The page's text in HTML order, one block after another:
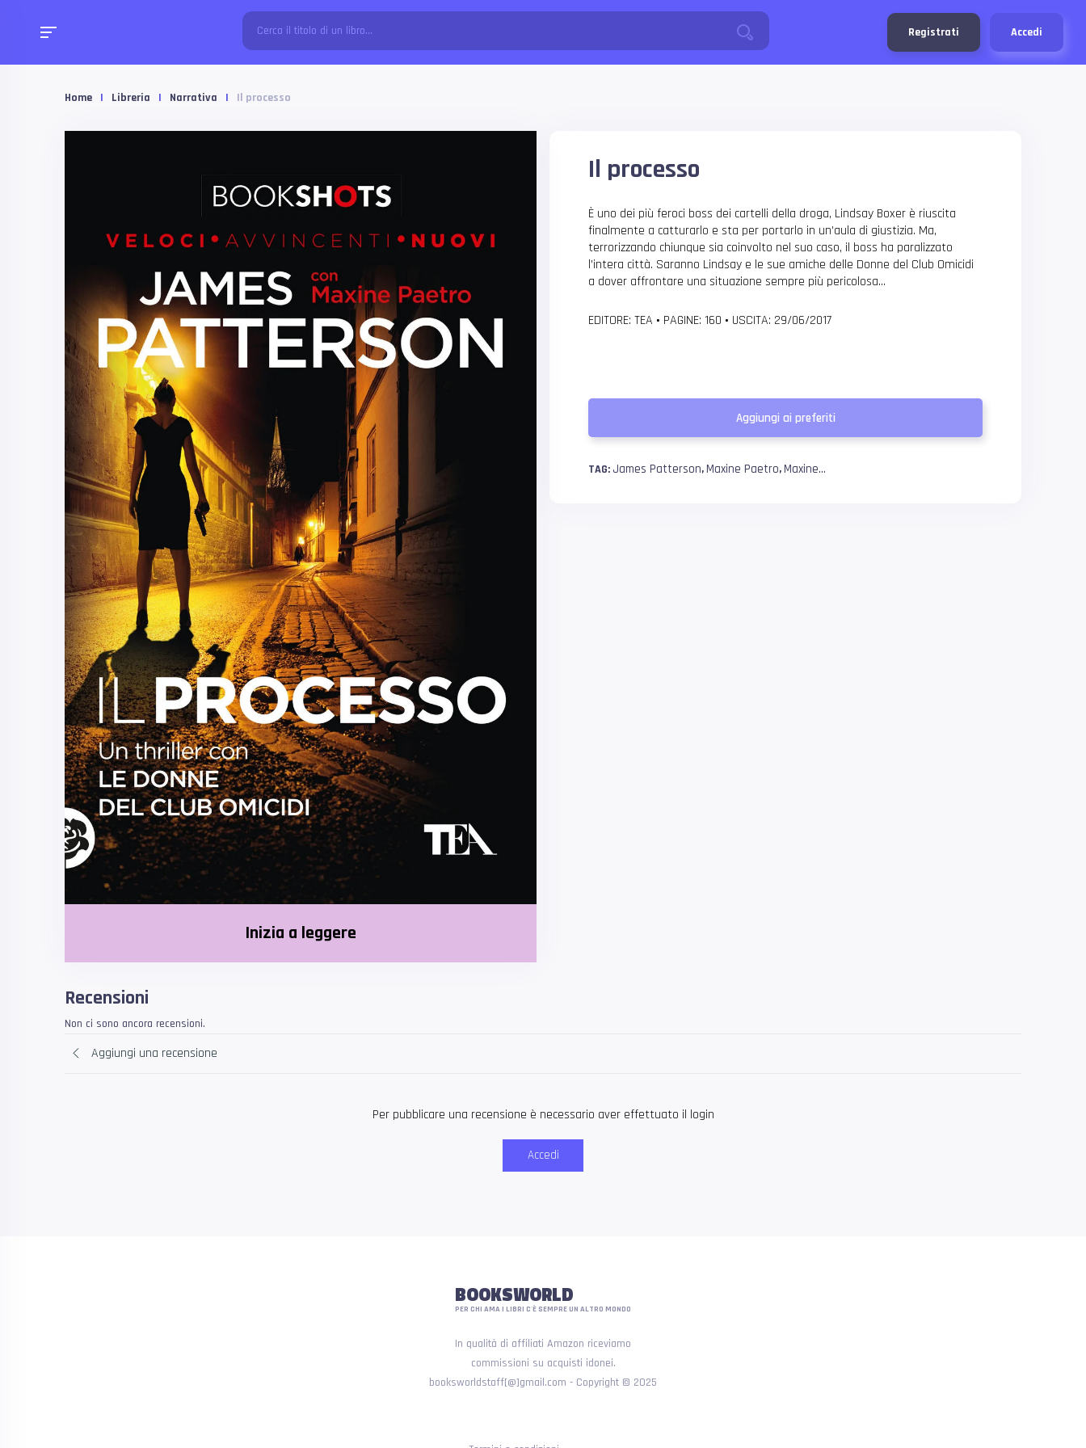
Registrati Accedi
Home | Libreria | Narrativa | Il processo
Inizia a leggere
Il processo
È uno dei più feroci boss dei cartelli della droga, Lindsay Boxer è riuscita
finalmente a catturarlo e sta per portarlo in un’aula di giustizia. Ma,
terrorizzando chiunque sia coinvolto nel suo caso, il boss ha paralizzato
l’intera città. Saranno Lindsay e le sue amiche delle Donne del Club Omicidi
a dover affrontare una situazione sempre più pericolosa…
EDITORE: TEA • PAGINE: 160 • USCITA: 29/06/2017
Aggiungi ai preferiti
TAG: James Patterson,Maxine Paetro,Maxine...
Recensioni
Non ci sono ancora recensioni.
Aggiungi una recensione
Per pubblicare una recensione è necessario aver effettuato il login
Accedi
BOOKSWORLD
PER CHI AMA I LIBRI C'È SEMPRE UN ALTRO MONDO
In qualità di affiliati Amazon riceviamo
commissioni su acquisti idonei.
booksworldstaff[@]gmail.com - Copyright © 2025